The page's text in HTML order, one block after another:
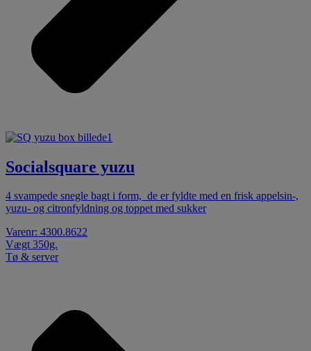
Socialsquare yuzu
4 svampede snegle bagt i form, de er fyldte med en frisk appelsin-,
yuzu- og citronfyldning og toppet med sukker
Varenr: 4300.8622
Vægt 350g.
Tø & server